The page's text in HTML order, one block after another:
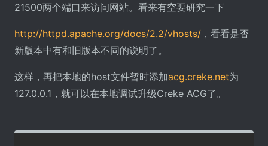
21500两个端口来访问网站。看来有空要研究一下
http://httpd.apache.org/docs/2.2/vhosts/ ，看看是否
新版本中有和旧版本不同的说明了。
这样，再把本地的host文件暂时添加acg.creke.net为
127.0.0.1，就可以在本地调试升级Creke ACG了。